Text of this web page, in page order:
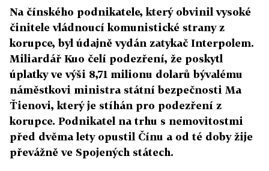
Na čínského podnikatele, který obvinil vysoké
činitele vládnoucí komunistické strany z
korupce, byl údajně vydán zatykač Interpolem.
Miliardář Kuo čelí podezření, že poskytl
úplatky ve výši 8,71 milionu dolarů bývalému
náměstkovi ministra státní bezpečnosti Ma
Ťienovi, který je stíhán pro podezření z
korupce. Podnikatel na trhu s nemovitostmi
před dvěma lety opustil Čínu a od té doby žije
převážně ve Spojených státech.